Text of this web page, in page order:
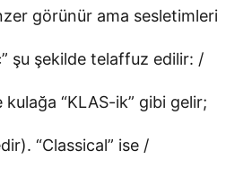
görünür ama sesletimleri
şu şekilde telaffuz edilir: /
kulağa “KLAS-ik” gibi gelir;
“Classical” ise /